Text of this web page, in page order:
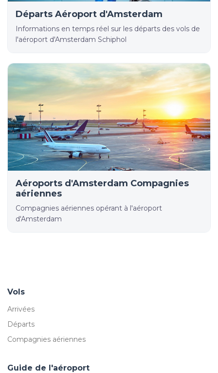
Départs Aéroport d'Amsterdam
Informations en temps réel sur les départs des vols de
l'aéroport d'Amsterdam Schiphol
Aéroports d'Amsterdam Compagnies
aériennes
Compagnies aériennes opérant à l'aéroport
d'Amsterdam
Vols
Arrivées
Départs
Compagnies aériennes
Guide de l'aéroport